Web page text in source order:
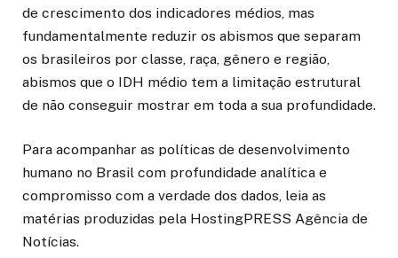
de crescimento dos indicadores médios, mas
fundamentalmente reduzir os abismos que separam
os brasileiros por classe, raça, gênero e região,
abismos que o IDH médio tem a limitação estrutural
de não conseguir mostrar em toda a sua profundidade.
Para acompanhar as políticas de desenvolvimento
humano no Brasil com profundidade analítica e
compromisso com a verdade dos dados, leia as
matérias produzidas pela HostingPRESS Agência de
Notícias.